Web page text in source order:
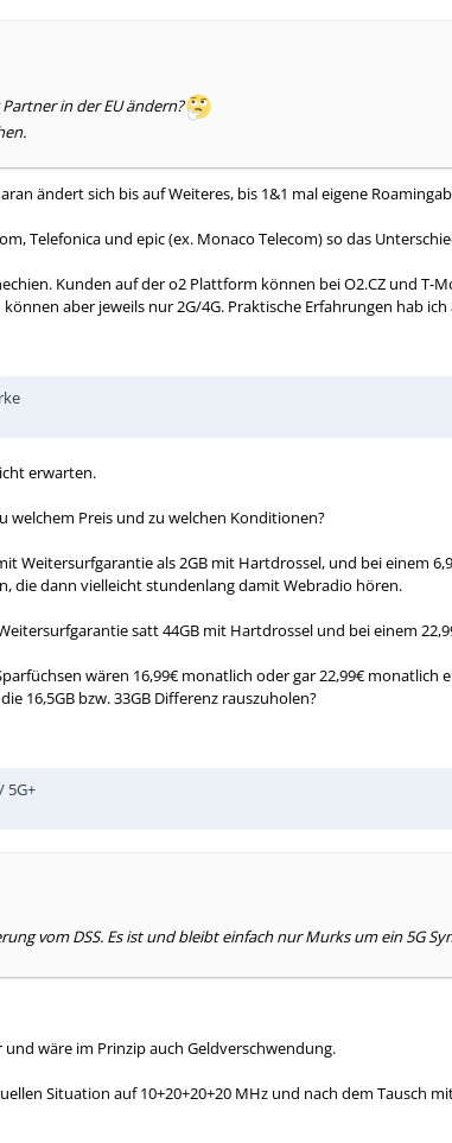
in der EU ändern?
ändert sich bis auf Weiteres, bis 1&1 mal eigene
Telefonica und epic (ex. Monaco Telecom) so das
Kunden auf der o2 Plattform können bei O2.CZ und
aber jeweils nur 2G/4G. Praktische Erfahrungen hab
erwarten.
welchem Preis und zu welchen Konditionen?
Weitersurfgarantie als 2GB mit Hartdrossel, und bei einem
die dann vielleicht stundenlang damit Webradio hören.
satt 44GB mit Hartdrossel und bei einem
wären 16,99€ monatlich oder gar 22,99€ monatlich
16,5GB bzw. 33GB Differenz rauszuholen?
5G+
vom DSS. Es ist und bleibt einfach nur Murks um ein 5G
wäre im Prinzip auch Geldverschwendung.
Situation auf 10+20+20+20 MHz und nach dem Tausch